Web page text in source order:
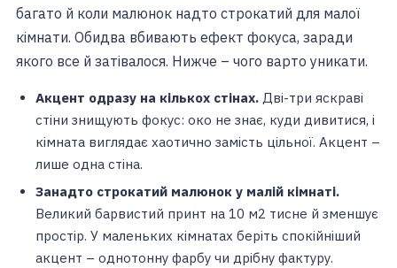
багато й коли малюнок надто строкатий для малої
кімнати. Обидва вбивають ефект фокуса, заради
якого все й затівалося. Нижче – чого варто уникати.
Акцент одразу на кількох стінах. Дві-три яскраві
стіни знищують фокус: око не знає, куди дивитися, і
кімната виглядає хаотично замість цільної. Акцент –
лише одна стіна.
Занадто строкатий малюнок у малій кімнаті.
Великий барвистий принт на 10 м2 тисне й зменшує
простір. У маленьких кімнатах беріть спокійніший
акцент – однотонну фарбу чи дрібну фактуру.